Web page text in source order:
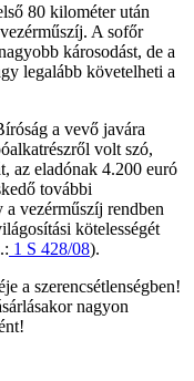
80 kilométer után
A sofőr
károsodást, de a
legalább követelheti a
a vevő javára
volt szó,
az eladónak 4.200 euró
további
vezérműszíj rendben
kötelességét
1 S 428/08).
a szerencsétlenségben!
nagyon